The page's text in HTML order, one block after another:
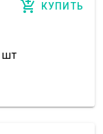
КУПИТЬ
шт